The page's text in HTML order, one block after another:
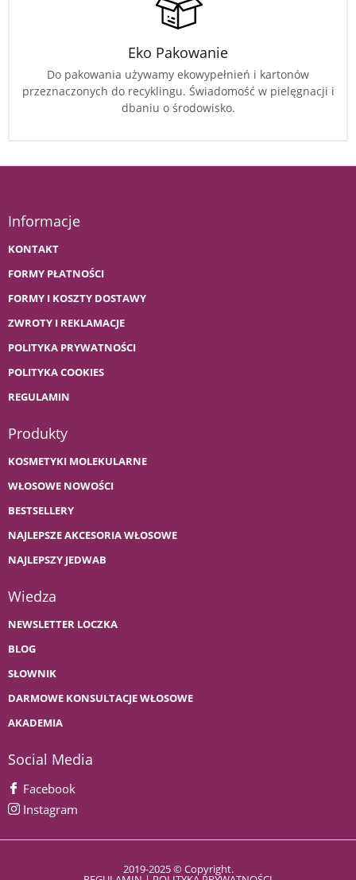
Eko Pakowanie
Do pakowania używamy ekowypełnień i kartonów
przeznaczonych do recyklingu. Świadomość w pielęgnacji i
dbaniu o środowisko.
Informacje
KONTAKT
FORMY PŁATNOŚCI
FORMY I KOSZTY DOSTAWY
ZWROTY I REKLAMACJE
POLITYKA PRYWATNOŚCI
POLITYKA COOKIES
REGULAMIN
Produkty
KOSMETYKI MOLEKULARNE
WŁOSOWE NOWOŚCI
BESTSELLERY
NAJLEPSZE AKCESORIA WŁOSOWE
NAJLEPSZY JEDWAB
Wiedza
NEWSLETTER LOCZKA
BLOG
SŁOWNIK
DARMOWE KONSULTACJE WŁOSOWE
AKADEMIA
Social Media
Facebook
Instagram
2019-2025 © Copyright.